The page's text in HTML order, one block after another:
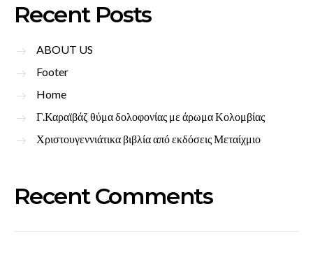
Recent Posts
ABOUT US
Footer
Home
Γ.Καραϊβάζ θύμα δολοφονίας με άρωμα Κολομβίας
Χριστουγεννιάτικα βιβλία από εκδόσεις Μεταίχμιο
Recent Comments